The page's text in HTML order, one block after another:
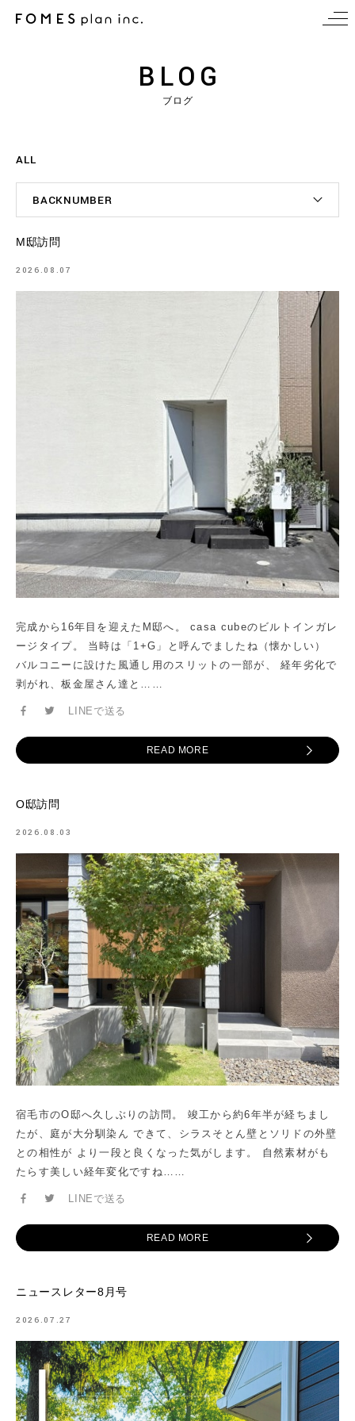
BLOG
ブログ
ALL
BACKNUMBER
M邸訪問
2026.08.07
完成から16年目を迎えたM邸へ。 casa cubeのビルトインガレ
ージタイプ。 当時は「1+G」と呼んでましたね（懐かしい）
バルコニーに設けた風通し用のスリットの一部が、 経年劣化で
剥がれ、板金屋さん達と……
LINEで送る
READ MORE
O邸訪問
2026.08.03
宿毛市のO邸へ久しぶりの訪問。 竣工から約6年半が経ちまし
たが、庭が大分馴染ん できて、シラスそとん壁とソリドの外壁
との相性が より一段と良くなった気がします。 自然素材がも
たらす美しい経年変化ですね……
LINEで送る
READ MORE
ニュースレター8月号
2026.07.27